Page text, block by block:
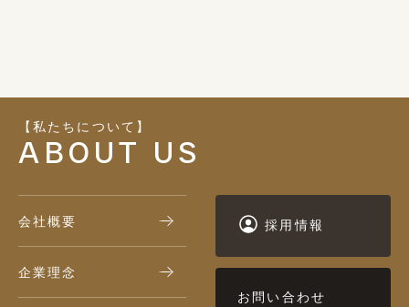
【私たちについて】
ABOUT US
会社概要
企業理念
採用情報
お問い合わせ